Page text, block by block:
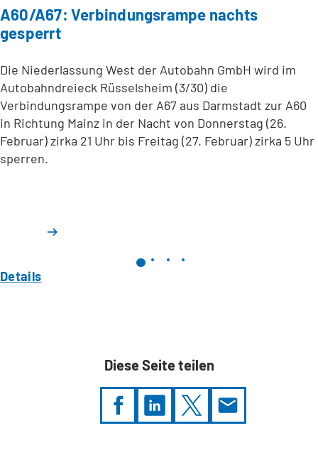
A60/A67: Verbindungsrampe nachts
gesperrt
Die Niederlassung West der Autobahn GmbH wird im
Autobahndreieck Rüsselsheim (3/30) die
Verbindungsrampe von der A67 aus Darmstadt zur A60
in Richtung Mainz in der Nacht von Donnerstag (26.
Februar) zirka 21 Uhr bis Freitag (27. Februar) zirka 5 Uhr
sperren.
Details
Diese Seite teilen